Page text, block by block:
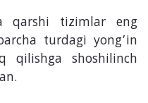
qarshi tizimlar eng
turdagi yong’in
qilishga shoshilinch